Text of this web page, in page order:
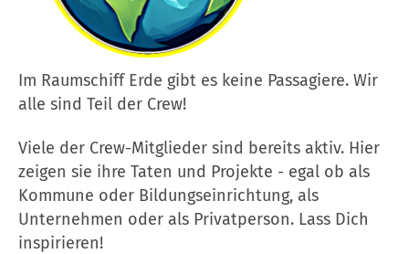
Im Raumschiff Erde gibt es keine Passagiere. Wir
alle sind Teil der Crew!
Viele der Crew-Mitglieder sind bereits aktiv. Hier
zeigen sie ihre Taten und Projekte - egal ob als
Kommune oder Bildungseinrichtung, als
Unternehmen oder als Privatperson. Lass Dich
inspirieren!